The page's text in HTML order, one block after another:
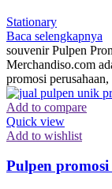
Stationary
Baca selengkapnya
souvenir Pulpen
Merchandiso.com
promosi perusahaan,
Add to compare
Quick view
Add to wishlist
Pulpen promosi